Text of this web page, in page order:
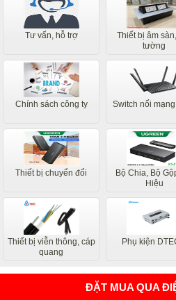
Tư vấn, hỗ trợ
Thiết bị âm
tường
Chính sách công ty Switch nối
Thiết bị chuyển đổi
Bộ Chia, Bộ
Hiệu
Thiết bị viễn thông, cáp
quang
Phụ kiện
ĐẶT MUA QUA